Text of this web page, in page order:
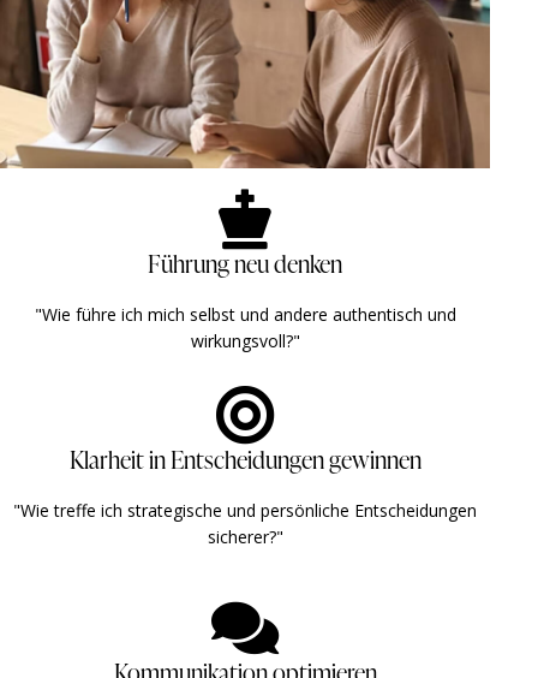
Führung neu denken
"Wie führe ich mich selbst und andere authentisch und
wirkungsvoll?" ​ ​
Klarheit in Entscheidungen gewinnen
"Wie treffe ich strategische und persönliche Entscheidungen
sicherer?" ​ ​